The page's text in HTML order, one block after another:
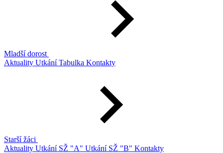
Mladší dorost
Aktuality UtkáníTabulka Kontakty
Starší žáci
Aktuality Utkání SŽ "A" Utkání SŽ "B" Kontakty